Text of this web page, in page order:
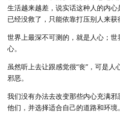
生活越来越差，说实话这种人的内
已经没救了，只能依靠打压别人来获
世界上最深不可测的，就是人心；
心。
虽然听上去让跟感觉很“丧”，可是
邪恶。
我们没有办法去改变那些内心充满
他们，并选择适合自己的道路和环境。